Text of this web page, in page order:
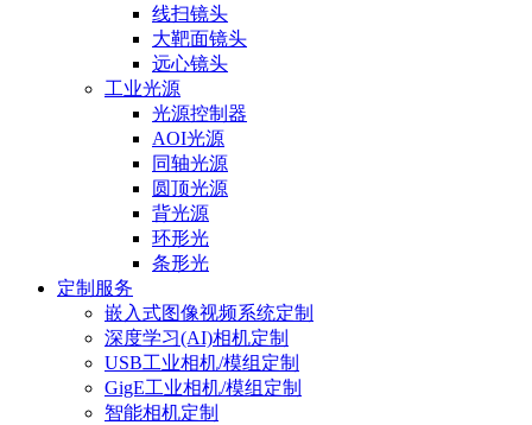
线扫镜头
大靶面镜头
远心镜头
工业光源
光源控制器
AOI光源
同轴光源
圆顶光源
背光源
环形光
条形光
定制服务
嵌入式图像视频系统定制
深度学习(AI)相机定制
USB工业相机/模组定制
GigE工业相机/模组定制
智能相机定制